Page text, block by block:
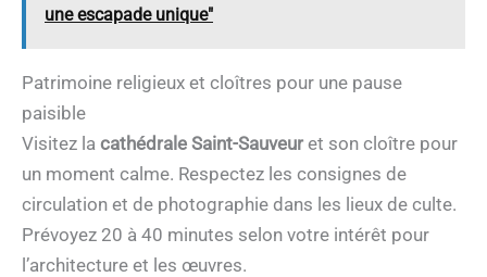
une escapade unique"
Patrimoine religieux et cloîtres pour une pause
paisible
Visitez la cathédrale Saint-Sauveuret son cloître pour
un moment calme. Respectez les consignes de
circulation et de photographie dans les lieux de culte.
Prévoyez 20 à 40 minutes selon votre intérêt pour
l’architecture et les œuvres.